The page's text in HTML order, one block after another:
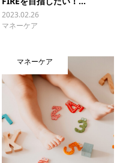
2023.02.26
マネーケア
マネーケア